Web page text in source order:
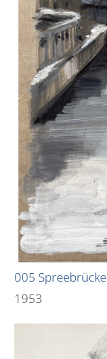
005 Spreebrücke
1953